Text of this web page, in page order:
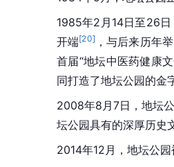
1985年2月14日至26
开端[20] ，与后来历年
首届“地坛中医药健康
同打造了地坛公园的金
2008年8月7日，地坛
坛公园具有的深厚历史
2014年12月，地坛公